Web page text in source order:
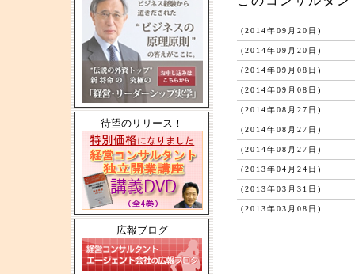
待望のリリース！
広報ブログ
(2014年09月20日)
(2014年09月20日)
(2014年09月08日)
(2014年09月08日)
(2014年08月27日)
(2014年08月27日)
(2014年08月27日)
(2013年04月24日)
(2013年03月31日)
(2013年03月08日)